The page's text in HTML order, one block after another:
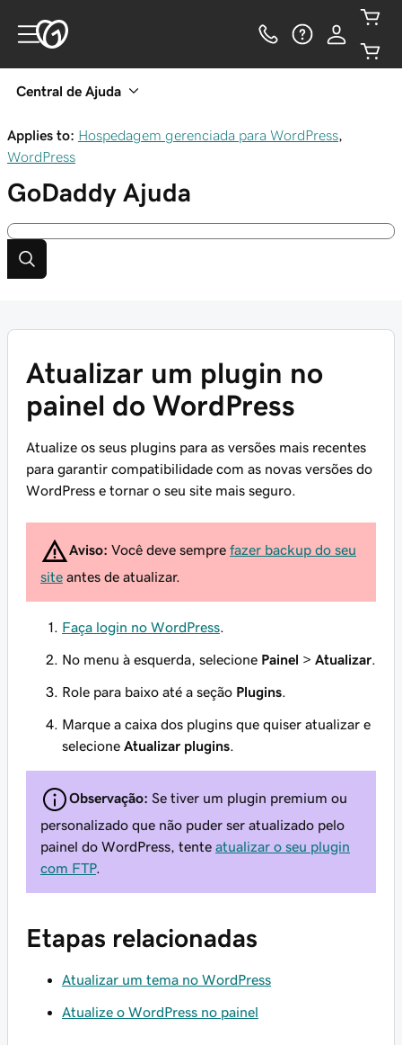
Central de Ajuda
Applies to: Hospedagem gerenciada para WordPress
WordPress
GoDaddy Ajuda
Atualizar um plugin no
painel do WordPress
Atualize os seus plugins para as versões mais recentes
para garantir compatibilidade com as novas versões do
WordPress e tornar o seu site mais seguro.
Aviso: Você deve sempre fazer backup do seu
site antes de atualizar.
Faça login no WordPress
No menu à esquerda, selecione Painel > Atualizar
Role para baixo até a seção Plugins
Marque a caixa dos plugins que quiser atualizar e
selecione Atualizar plugins
Observação: Se tiver um plugin premium ou
personalizado que não puder ser atualizado pelo
painel do WordPress, tente atualizar o seu plugin
com FTP.
Etapas relacionadas
Atualizar um tema no WordPress
Atualize o WordPress no painel